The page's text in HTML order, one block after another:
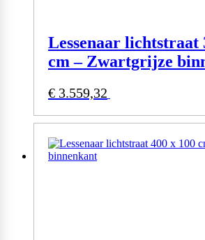
Lessenaar lichtstraat
cm – Zwartgrijze
€ 3.559,32